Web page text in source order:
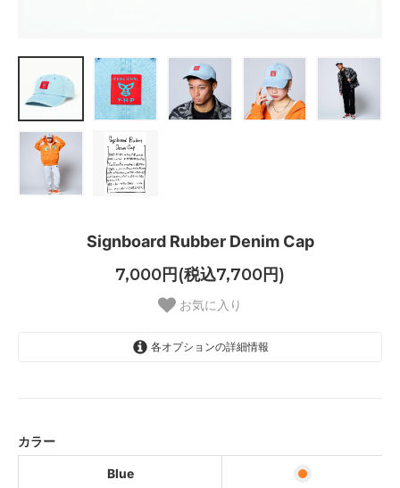
Signboard Rubber Denim Cap
7,000円(税込7,700円)
お気に入り
各オプションの詳細情報
カラー
Blue